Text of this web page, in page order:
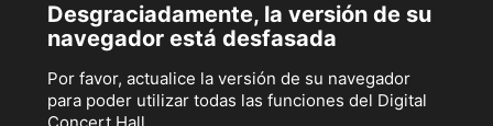
Desgraciadamente, la versión de su
navegador está desfasada
Por favor, actualice la versión de su navegador
para poder utilizar todas las funciones del Digital